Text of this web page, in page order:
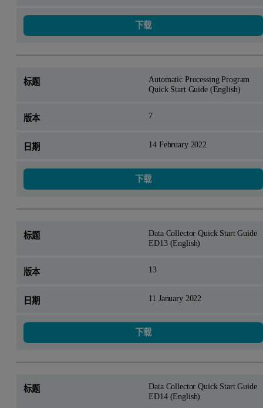
下载
Automatic Processing Program
Quick Start Guide (English)
7
14 February 2022
下载
Data Collector Quick Start Guide
ED13 (English)
13
11 January 2022
下载
Data Collector Quick Start Guide
ED14 (English)